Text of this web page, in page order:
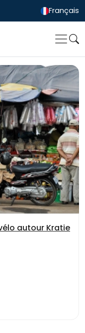
Français
autour Kratie